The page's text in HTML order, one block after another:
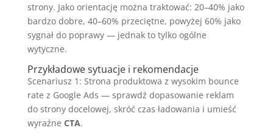
strony. Jako orientację można traktować: 20–40% jako
bardzo dobre, 40–60% przeciętne, powyżej 60% jako
sygnał do poprawy — jednak to tylko ogólne
wytyczne.
Przykładowe sytuacje i rekomendacje
Scenariusz 1: Strona produktowa z wysokim bounce
rate z Google Ads — sprawdź dopasowanie reklam
do strony docelowej, skróć czas ładowania i umieść
wyraźne CTA.